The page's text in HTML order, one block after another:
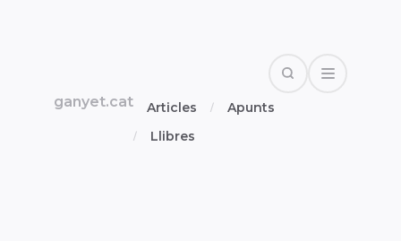
ganyet.cat Articles
Apunts
Llibres
SearchOpen